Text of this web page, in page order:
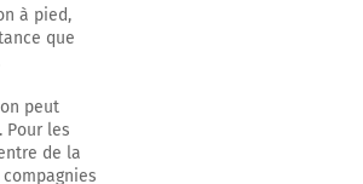
à pied,
que
peut
Pour les
de la